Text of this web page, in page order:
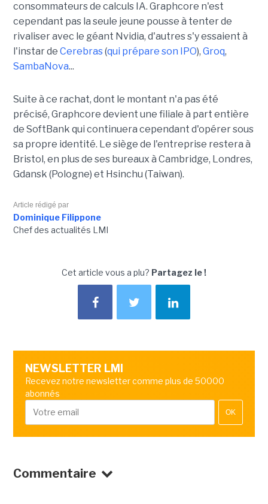
consommateurs de calculs IA. Graphcore n'est
cependant pas la seule jeune pousse à tenter de
rivaliser avec le géant Nvidia, d'autres s'y essaient à
l'instar de Cerebras(qui prépare son IPO), Groq,
SambaNova...
Suite à ce rachat, dont le montant n'a pas été
précisé, Graphcore devient une filiale à part entière
de SoftBank qui continuera cependant d'opérer sous
sa propre identité. Le siège de l'entreprise restera à
Bristol, en plus de ses bureaux à Cambridge, Londres,
Gdansk (Pologne) et Hsinchu (Taiwan).
Article rédigé par
Dominique Filippone
Chef des actualités LMI
Cet article vous a plu? Partagez le !
NEWSLETTER LMI
Recevez notre newsletter comme plus de 50000
abonnés
OK
Commentaire